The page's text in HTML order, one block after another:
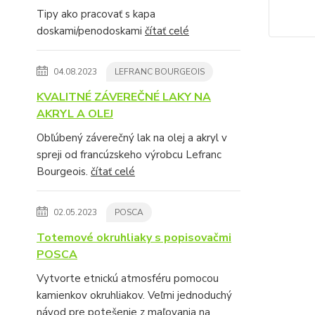
Tipy ako pracovať s kapa
doskami/penodoskami čítať celé
04.08.2023 LEFRANC BOURGEOIS
KVALITNÉ ZÁVEREČNÉ LAKY NA
AKRYL A OLEJ
Obľúbený záverečný lak na olej a akryl v
spreji od francúzskeho výrobcu Lefranc
Bourgeois. čítať celé
02.05.2023 POSCA
Totemové okruhliaky s popisovačmi
POSCA
Vytvorte etnickú atmosféru pomocou
kamienkov okruhliakov. Veľmi jednoduchý
návod pre potešenie z maľovania na